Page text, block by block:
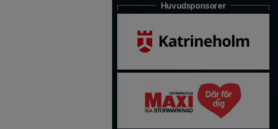
Huvudsponsorer